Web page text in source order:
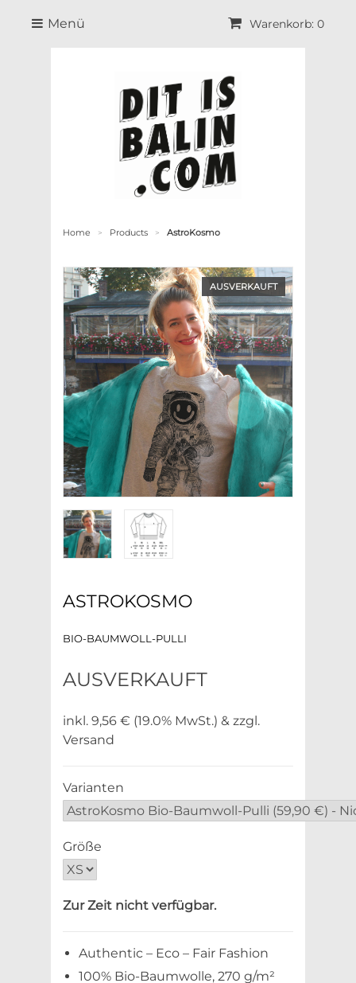
Warenkorb: 0
Menü
Home > Products > AstroKosmo
AUSVERKAUFT
ASTROKOSMO
BIO-BAUMWOLL-PULLI
AUSVERKAUFT
inkl. 9,56 € (19.0% MwSt.) & zzgl.
Versand
Varianten
Größe
Zur Zeit nicht verfügbar.
Authentic – Eco – Fair Fashion
100% Bio-Baumwolle, 270 g/m²